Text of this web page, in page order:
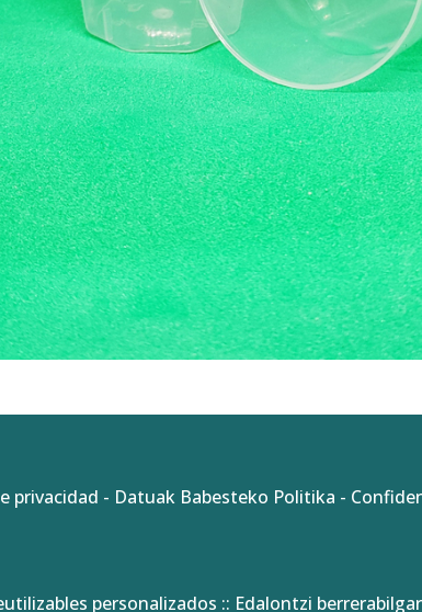
privacidad - Datuak Babesteko Politika -
personalizados :: Edalontzi